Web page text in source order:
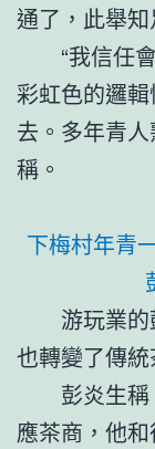
通了，此舉
“我信任
彩虹色的邏
去。多年青
稱。
下梅村年青
游玩業
也轉變了傳統
彭炎生
應茶商，他